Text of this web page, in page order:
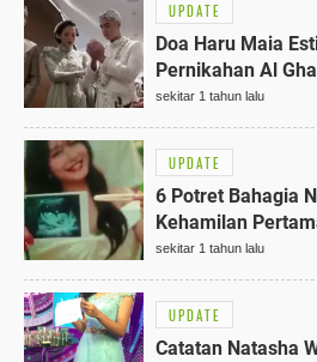
UPDATE
Doa Haru Maia
Pernikahan Al
untuk Putranya
sekitar 1 tahun lalu
UPDATE
6 Potret Bahagia
Kehamilan
Baby V
sekitar 1 tahun lalu
UPDATE
Catatan Natasha